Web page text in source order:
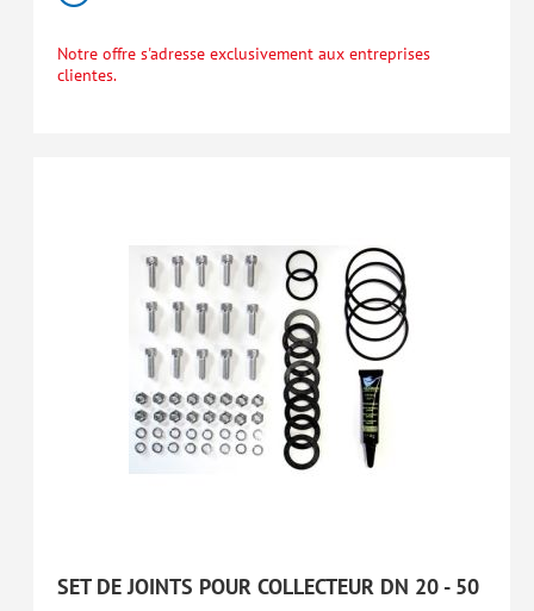
Notre offre s'adresse exclusivement aux entreprises
clientes.
SET DE JOINTS POUR COLLECTEUR DN 20 - 50